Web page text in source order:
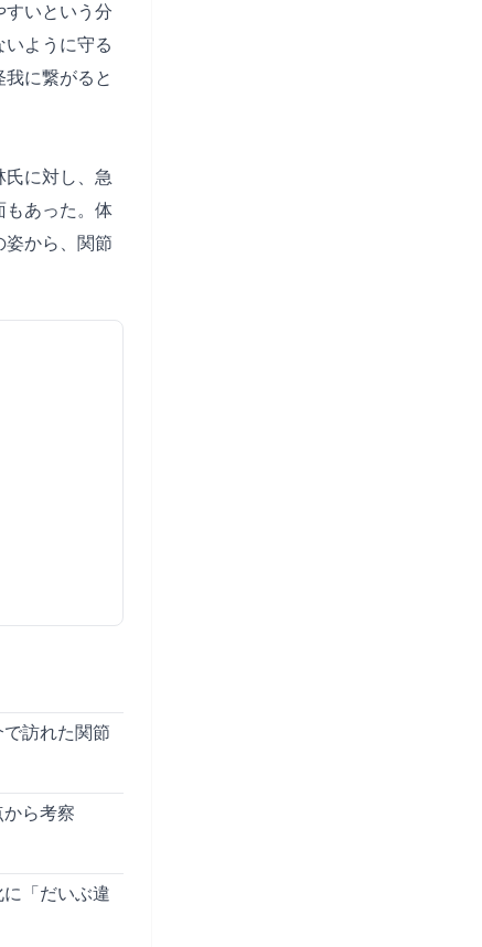
すいという分
ように守る
に繋がると
に対し、急
もあった。体
姿から、関節
訪れた関節
ら考察
「だいぶ違